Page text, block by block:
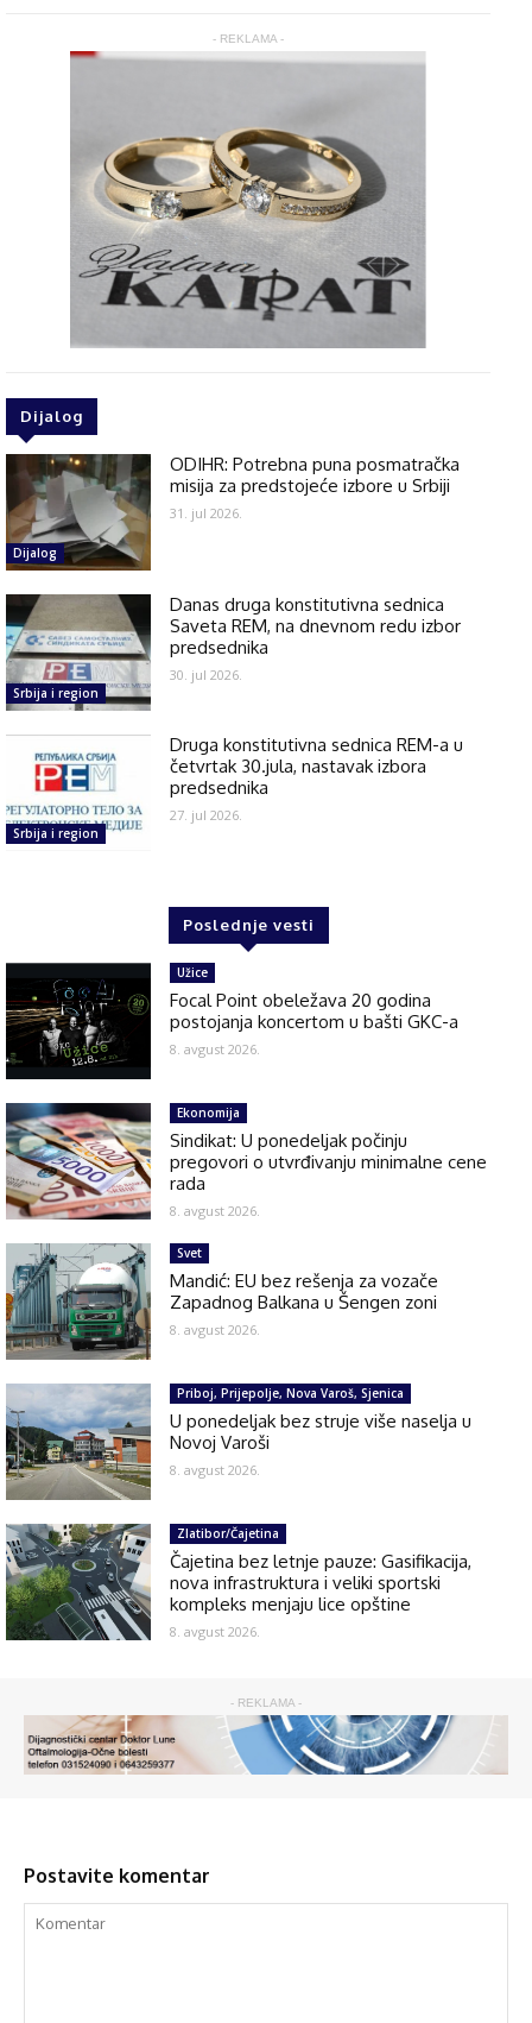
- REKLAMA -
Dijalog
Dijalog
ODIHR: Potrebna puna posmatračka
misija za predstojeće izbore u Srbiji
31. jul 2026.
Srbija i region
Danas druga konstitutivna sednica
Saveta REM, na dnevnom redu izbor
predsednika
30. jul 2026.
Srbija i region
Druga konstitutivna sednica REM-a u
četvrtak 30.jula, nastavak izbora
predsednika
27. jul 2026.
Poslednje vesti
Užice
Focal Point obeležava 20 godina
postojanja koncertom u bašti GKC-a
8. avgust 2026.
Ekonomija
Sindikat: U ponedeljak počinju
pregovori o utvrđivanju minimalne cene
rada
8. avgust 2026.
Svet
Mandić: EU bez rešenja za vozače
Zapadnog Balkana u Šengen zoni
8. avgust 2026.
Priboj, Prijepolje, Nova Varoš, Sjenica
U ponedeljak bez struje više naselja u
Novoj Varoši
8. avgust 2026.
Zlatibor/Čajetina
Čajetina bez letnje pauze: Gasifikacija,
nova infrastruktura i veliki sportski
kompleks menjaju lice opštine
8. avgust 2026.
- REKLAMA -
Postavite komentar